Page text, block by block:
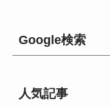
Google検索
人気記事